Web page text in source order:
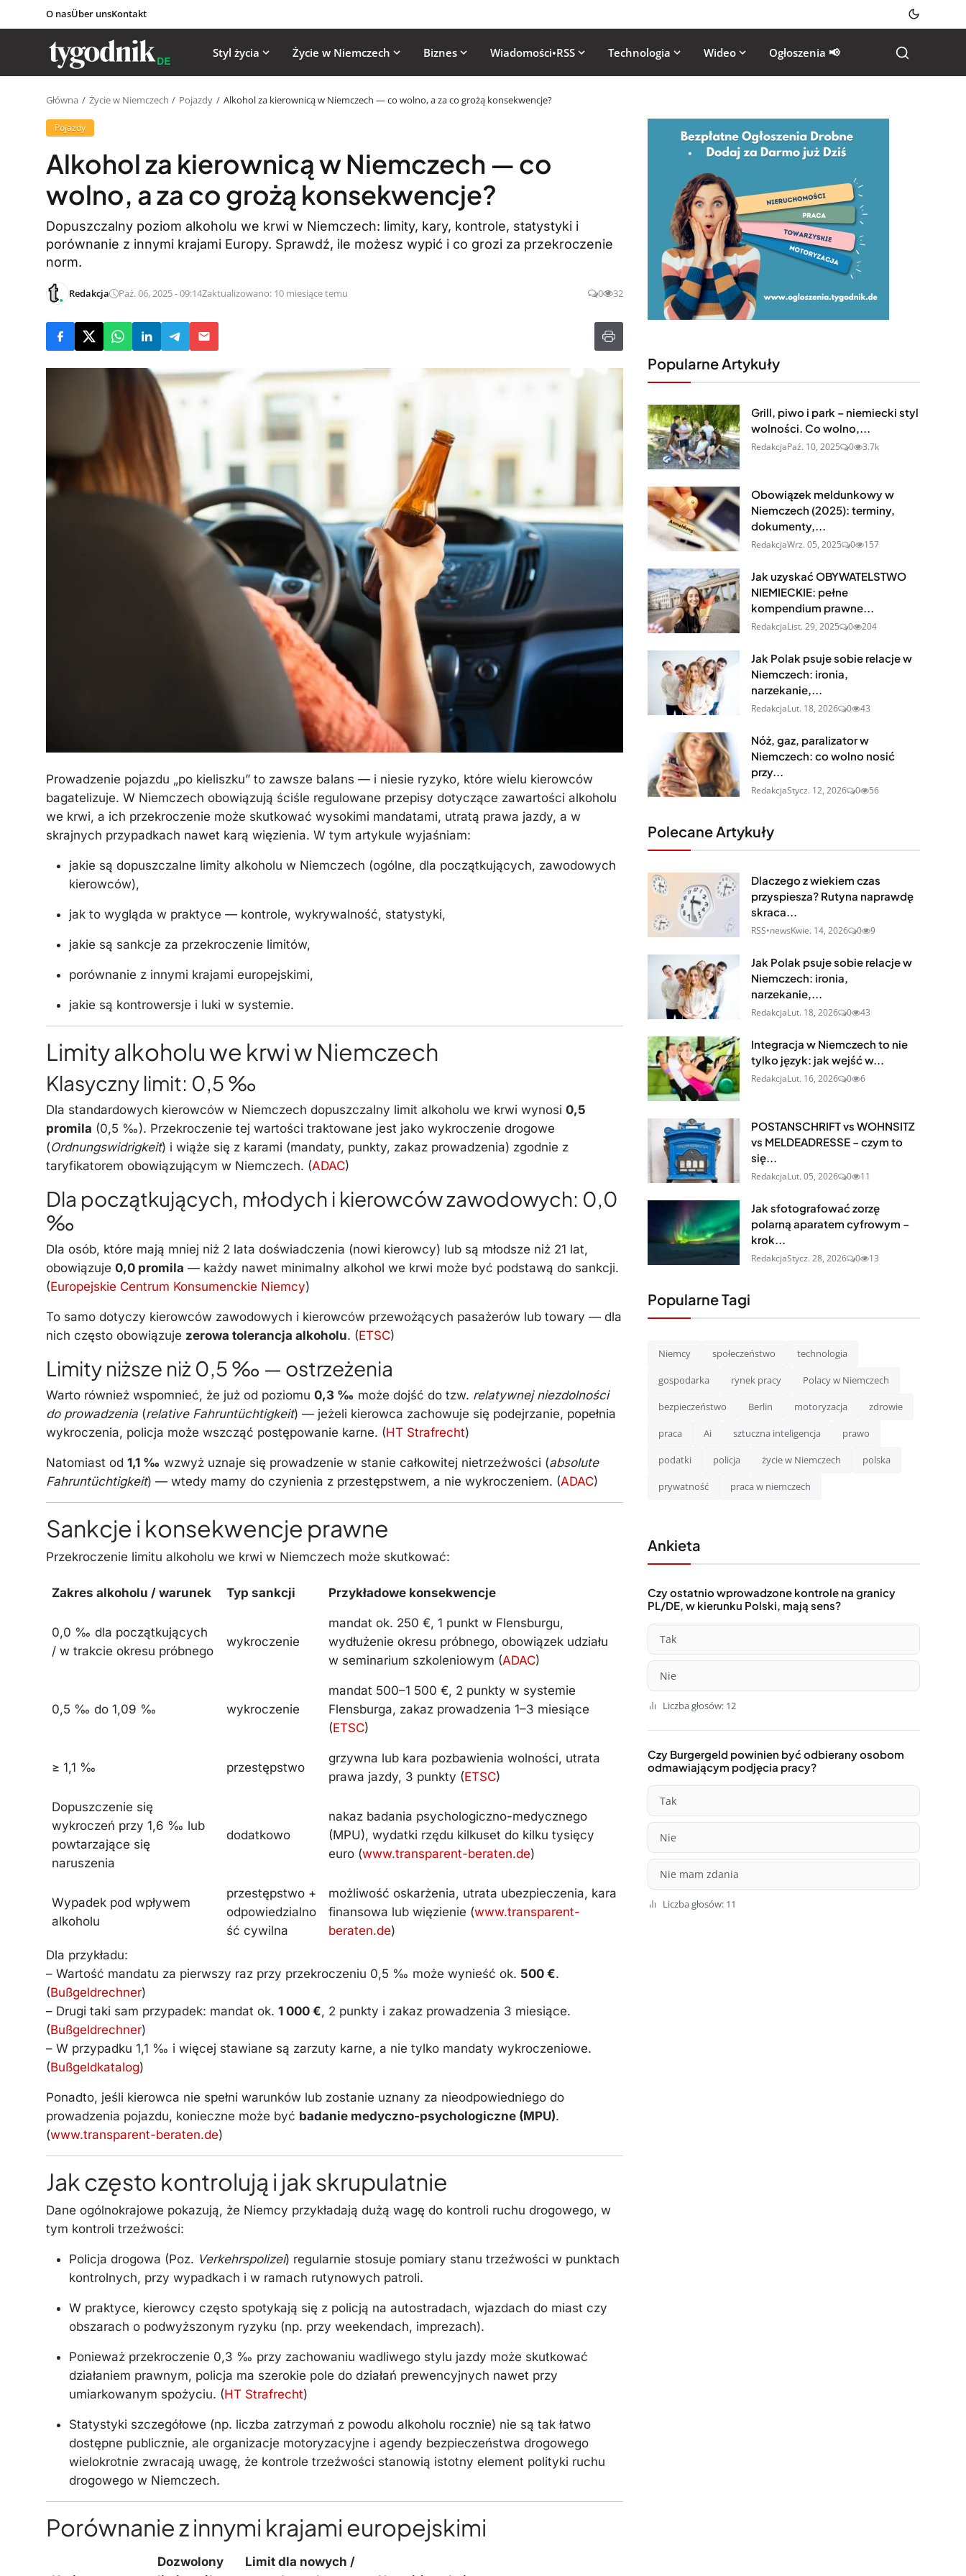
O nasÜber unsKontakt
Styl życia Życie w Niemczech Biznes Wiadomości•RSS Technologia Wideo Ogłoszenia 📢
Główna Życie w Niemczech Pojazdy Alkohol za kierownicą w Niemczech — co wolno, a za co grożą konsekwencje?
Pojazdy
Alkohol za kierownicą w Niemczech — co
wolno, a za co grożą konsekwencje?
Dopuszczalny poziom alkoholu we krwi w Niemczech: limity, kary, kontrole, statystyki i
porównanie z innymi krajami Europy. Sprawdź, ile możesz wypić i co grozi za przekroczenie
norm.
Redakcja Paź. 06, 2025 - 09:14Zaktualizowano: 10 miesiące temu 0 32
Prowadzenie pojazdu „po kieliszku” to zawsze balans — i niesie ryzyko, które wielu kierowców
bagatelizuje. W Niemczech obowiązują ściśle regulowane przepisy dotyczące zawartości alkoholu
we krwi, a ich przekroczenie może skutkować wysokimi mandatami, utratą prawa jazdy, a w
skrajnych przypadkach nawet karą więzienia. W tym artykule wyjaśniam:
jakie są dopuszczalne limity alkoholu w Niemczech (ogólne, dla początkujących, zawodowych
kierowców),
jak to wygląda w praktyce — kontrole, wykrywalność, statystyki,
jakie są sankcje za przekroczenie limitów,
porównanie z innymi krajami europejskimi,
jakie są kontrowersje i luki w systemie.
Limity alkoholu we krwi w Niemczech
Klasyczny limit: 0,5 ‰
Dla standardowych kierowców w Niemczech dopuszczalny limit alkoholu we krwi wynosi 0,5
promila (0,5 ‰). Przekroczenie tej wartości traktowane jest jako wykroczenie drogowe
(Ordnungswidrigkeit) i wiąże się z karami (mandaty, punkty, zakaz prowadzenia) zgodnie z
taryfikatorem obowiązującym w Niemczech. (ADAC)
Dla początkujących, młodych i kierowców zawodowych: 0,0
‰
Dla osób, które mają mniej niż 2 lata doświadczenia (nowi kierowcy) lub są młodsze niż 21 lat,
obowiązuje 0,0 promila — każdy nawet minimalny alkohol we krwi może być podstawą do sankcji.
(Europejskie Centrum Konsumenckie Niemcy)
To samo dotyczy kierowców zawodowych i kierowców przewożących pasażerów lub towary — dla
nich często obowiązuje zerowa tolerancja alkoholu. (ETSC)
Limity niższe niż 0,5 ‰ — ostrzeżenia
Warto również wspomnieć, że już od poziomu 0,3 ‰ może dojść do tzw. relatywnej niezdolności
do prowadzenia (relative Fahruntüchtigkeit) — jeżeli kierowca zachowuje się podejrzanie, popełnia
wykroczenia, policja może wszcząć postępowanie karne. (HT Strafrecht)
Natomiast od 1,1 ‰ wzwyż uznaje się prowadzenie w stanie całkowitej nietrzeźwości (absolute
Fahruntüchtigkeit) — wtedy mamy do czynienia z przestępstwem, a nie wykroczeniem. (ADAC)
Sankcje i konsekwencje prawne
Przekroczenie limitu alkoholu we krwi w Niemczech może skutkować:
Zakres alkoholu / warunek Typ sankcji Przykładowe konsekwencje
0,0 ‰ dla początkujących
/ w trakcie okresu próbnego
wykroczenie
mandat ok. 250 €, 1 punkt w Flensburgu,
wydłużenie okresu próbnego, obowiązek udziału
w seminarium szkoleniowym (ADAC)
0,5 ‰ do 1,09 ‰ wykroczenie
mandat 500–1 500 €, 2 punkty w systemie
Flensburga, zakaz prowadzenia 1–3 miesiące
(ETSC)
≥ 1,1 ‰ przestępstwo
grzywna lub kara pozbawienia wolności, utrata
prawa jazdy, 3 punkty (ETSC)
Dopuszczenie się
wykroczeń przy 1,6 ‰ lub
powtarzające się
naruszenia
dodatkowo
nakaz badania psychologiczno-medycznego
(MPU), wydatki rzędu kilkuset do kilku tysięcy
euro (www.transparent-beraten.de)
Wypadek pod wpływem
alkoholu
przestępstwo +
odpowiedzialno
ść cywilna
możliwość oskarżenia, utrata ubezpieczenia, kara
finansowa lub więzienie (www.transparent-
beraten.de)
Dla przykładu:
– Wartość mandatu za pierwszy raz przy przekroczeniu 0,5 ‰ może wynieść ok. 500 €.
(Bußgeldrechner)
– Drugi taki sam przypadek: mandat ok. 1 000 €, 2 punkty i zakaz prowadzenia 3 miesiące.
(Bußgeldrechner)
– W przypadku 1,1 ‰ i więcej stawiane są zarzuty karne, a nie tylko mandaty wykroczeniowe.
(Bußgeldkatalog)
Ponadto, jeśli kierowca nie spełni warunków lub zostanie uznany za nieodpowiedniego do
prowadzenia pojazdu, konieczne może być badanie medyczno-psychologiczne (MPU).
(www.transparent-beraten.de)
Jak często kontrolują i jak skrupulatnie
Dane ogólnokrajowe pokazują, że Niemcy przykładają dużą wagę do kontroli ruchu drogowego, w
tym kontroli trzeźwości:
Policja drogowa (Poz. Verkehrspolizei) regularnie stosuje pomiary stanu trzeźwości w punktach
kontrolnych, przy wypadkach i w ramach rutynowych patroli.
W praktyce, kierowcy często spotykają się z policją na autostradach, wjazdach do miast czy
obszarach o podwyższonym ryzyku (np. przy weekendach, imprezach).
Ponieważ przekroczenie 0,3 ‰ przy zachowaniu wadliwego stylu jazdy może skutkować
działaniem prawnym, policja ma szerokie pole do działań prewencyjnych nawet przy
umiarkowanym spożyciu. (HT Strafrecht)
Statystyki szczegółowe (np. liczba zatrzymań z powodu alkoholu rocznie) nie są tak łatwo
dostępne publicznie, ale organizacje motoryzacyjne i agendy bezpieczeństwa drogowego
wielokrotnie zwracają uwagę, że kontrole trzeźwości stanowią istotny element polityki ruchu
drogowego w Niemczech.
Porównanie z innymi krajami europejskimi
Dozwolony
Limit dla nowych /
Popularne Artykuły
Grill, piwo i park – niemiecki styl
wolności. Co wolno,...
RedakcjaPaź. 10, 2025 0 3.7k
Obowiązek meldunkowy w
Niemczech (2025): terminy,
dokumenty,...
RedakcjaWrz. 05, 2025 0 157
Jak uzyskać OBYWATELSTWO
NIEMIECKIE: pełne
kompendium prawne...
RedakcjaList. 29, 2025 0 204
Jak Polak psuje sobie relacje w
Niemczech: ironia,
narzekanie,...
RedakcjaLut. 18, 2026 0 43
Nóż, gaz, paralizator w
Niemczech: co wolno nosić
przy...
RedakcjaStycz. 12, 2026 0 56
Polecane Artykuły
Dlaczego z wiekiem czas
przyspiesza? Rutyna naprawdę
skraca...
RSS•newsKwie. 14, 2026 0 9
Jak Polak psuje sobie relacje w
Niemczech: ironia,
narzekanie,...
RedakcjaLut. 18, 2026 0 43
Integracja w Niemczech to nie
tylko język: jak wejść w...
RedakcjaLut. 16, 2026 0 6
POSTANSCHRIFT vs WOHNSITZ
vs MELDEADRESSE – czym to
się...
RedakcjaLut. 05, 2026 0 11
Jak sfotografować zorzę
polarną aparatem cyfrowym –
krok...
RedakcjaStycz. 28, 2026 0 13
Popularne Tagi
Niemcy społeczeństwo technologia
gospodarka rynek pracy Polacy w Niemczech
bezpieczeństwo Berlin motoryzacja zdrowie
praca Ai sztuczna inteligencja prawo
podatki policja życie w Niemczech polska
prywatność praca w niemczech
Ankieta
Czy ostatnio wprowadzone kontrole na granicy
PL/DE, w kierunku Polski, mają sens?
Tak
Nie
Liczba głosów: 12
Czy Burgergeld powinien być odbierany osobom
odmawiającym podjęcia pracy?
Tak
Nie
Nie mam zdania
Liczba głosów: 11